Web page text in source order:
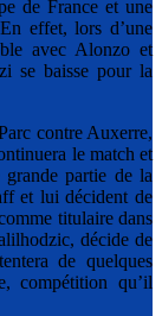
de France et une
effet, lors d’une
avec Alonzo et
se baisse pour la
contre Auxerre,
le match et
partie de la
et lui décident de
titulaire dans
décide de
de quelques
compétition qu’il